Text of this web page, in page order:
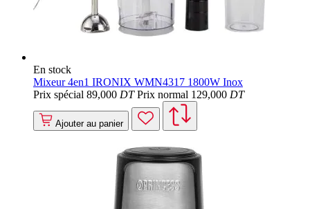
En stock
Mixeur 4en1 IRONIX WMN4317 1800W Inox
Prix spécial 89,000 DT Prix normal 129,000 DT
Ajouter au panier